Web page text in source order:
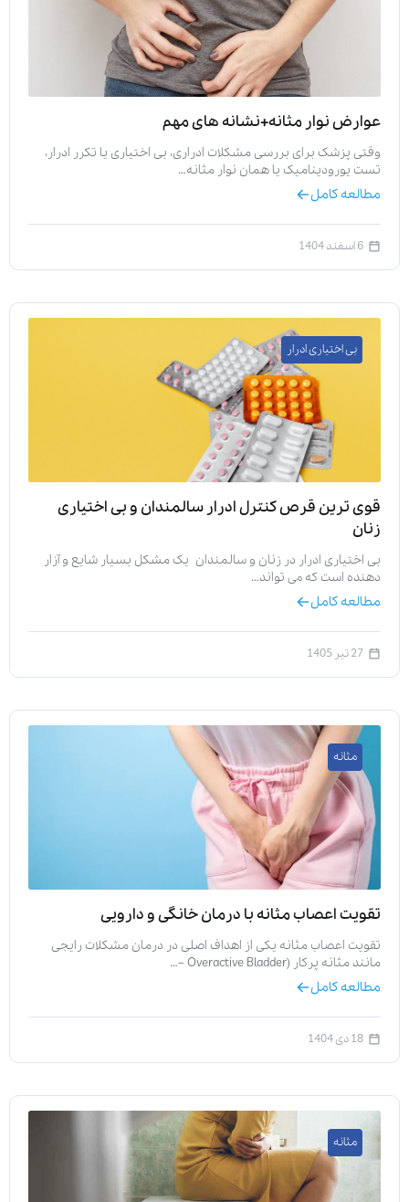
عوارض نوار مثانه+نشانه های مهم
وقتی پزشک برای بررسی مشکلات ادراری، بی اختیاری یا تکرر ادرار،
تست یورودینامیک یا همان نوار مثانه…
مطالعه کامل
6 اسفند 1404
بی اختیاری ادرار
قوی ترین قرص کنترل ادرار سالمندان و بی اختیاری
زنان
بی اختیاری ادرار در زنان و سالمندان یک مشکل بسیار شایع و آزار
دهنده است که می تواند…
مطالعه کامل
27 تیر 1405
مثانه
تقویت اعصاب مثانه با درمان خانگی و دارویی
تقویت اعصاب مثانه یکی از اهداف اصلی در درمان مشکلات رایجی
مانند مثانه پرکار (Overactive Bladder –…
مطالعه کامل
18 دی 1404
مثانه